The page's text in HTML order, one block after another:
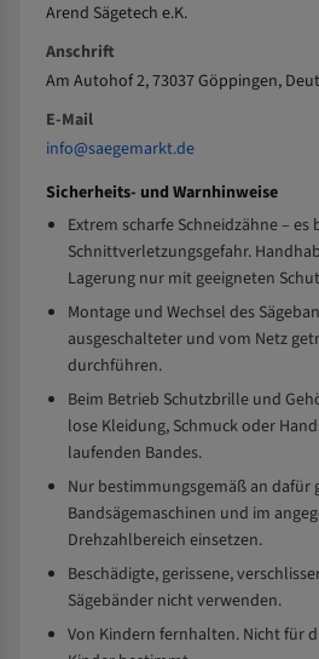
Arend Sägetech e.K.
Anschrift
Am Autohof 2, 73037 Göppingen,
E-Mail
info@saegemarkt.de
Sicherheits- und Warnhinweise
Extrem scharfe Schneidzähne – es
Schnittverletzungsgefahr.
Lagerung nur mit geeigneten
Montage und Wechsel des
ausgeschalteter und vom Netz
durchführen.
Beim Betrieb Schutzbrille und
lose Kleidung, Schmuck oder
laufenden Bandes.
Nur bestimmungsgemäß an dafür
Bandsägemaschinen und im
Drehzahlbereich einsetzen.
Beschädigte, gerissene,
Sägebänder nicht verwenden.
Von Kindern fernhalten. Nicht für